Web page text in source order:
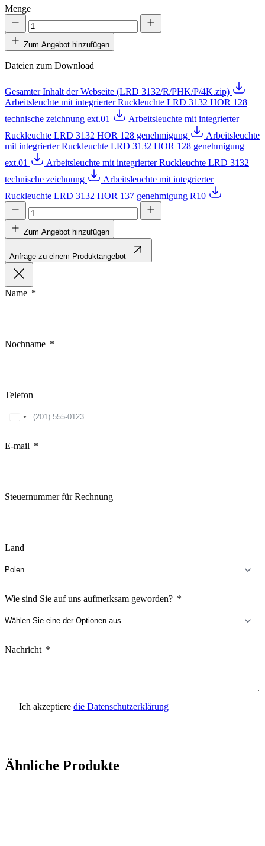
Menge
Zum Angebot hinzufügen
Dateien zum Download
Gesamter Inhalt der Webseite (LRD 3132/R/PHK/P/4K.zip)
Arbeitsleuchte mit integrierter Ruckleuchte LRD 3132 HOR 128
technische zeichnung ext.01
Arbeitsleuchte mit integrierter
Ruckleuchte LRD 3132 HOR 128 genehmigung
Arbeitsleuchte
mit integrierter Ruckleuchte LRD 3132 HOR 128 genehmigung
ext.01
Arbeitsleuchte mit integrierter Ruckleuchte LRD 3132
technische zeichnung
Arbeitsleuchte mit integrierter
Ruckleuchte LRD 3132 HOR 137 genehmigung R10
Zum Angebot hinzufügen
Anfrage zu einem Produktangebot
Name
Nochname
Telefon
United
E-mail
Steuernummer für Rechnung
Land
Wie sind Sie auf uns aufmerksam geworden?
Nachricht
Ich akzeptiere die Datenschutzerklärung
Ähnliche Produkte